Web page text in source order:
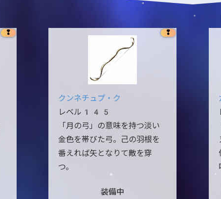
❢ ❢
クンネチュプ・ク
レベル145
「月の弓」の意味を持つ淡い
金色を帯びた弓。己の羽根を
番えれば矢となりて敵を穿
つ。
装備中